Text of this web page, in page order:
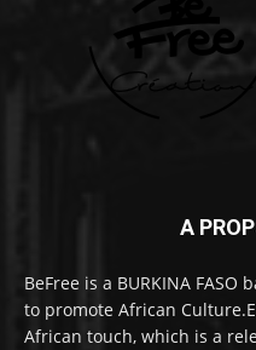
A
BeFree is a BURKINA
to promote African
African touch, which is a